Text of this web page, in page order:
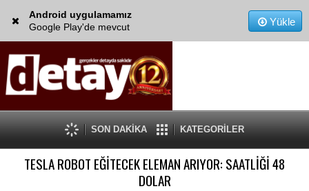
Android uygulamamız
Google Play'de mevcut
Yükle
SON DAKİKA KATEGORİLER
TESLA ROBOT EĞİTECEK ELEMAN ARIYOR: SAATLİĞİ 48
DOLAR